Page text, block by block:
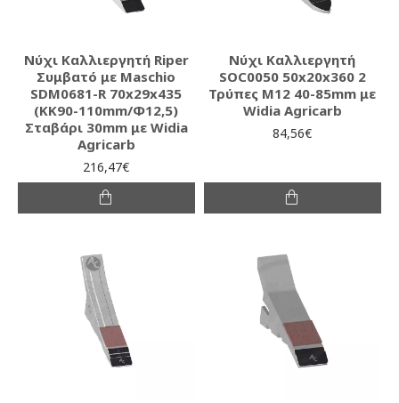
Νύχι Καλλιεργητή Riper
Συμβατό με Maschio
SDM0681-R 70x29x435
(KK90-110mm/Φ12,5)
Σταβάρι 30mm με Widia
Agricarb
216,47€
Νύχι Καλλιεργητή
SOC0050 50x20x360 2
Τρύπες Μ12 40-85mm με
Widia Agricarb
84,56€